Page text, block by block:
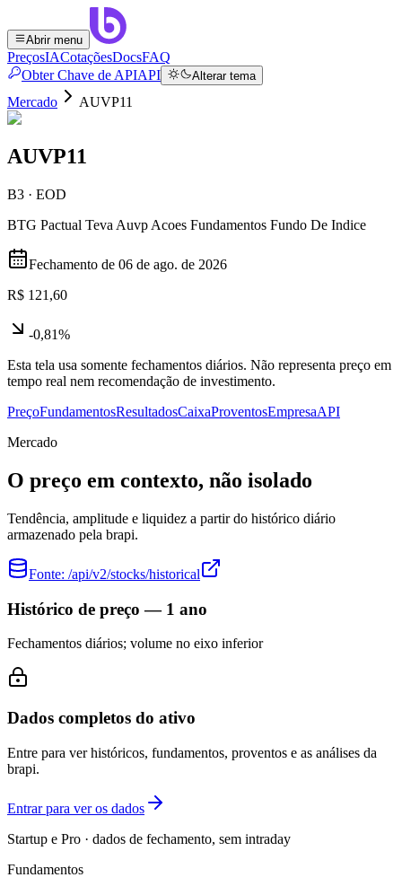
Abrir menu
PreçosIACotaçõesDocsFAQ
Obter Chave de APIAPI Alterar tema
Mercado AUVP11
AUVP11
B3 · EOD
BTG Pactual Teva Auvp Acoes Fundamentos Fundo De Indice
Fechamento de 06 de ago. de 2026
R$ 121,60
-0,81%
Esta tela usa somente fechamentos diários. Não representa preço em
tempo real nem recomendação de investimento.
PreçoFundamentosResultadosCaixaProventosEmpresaAPI
Mercado
O preço em contexto, não isolado
Tendência, amplitude e liquidez a partir do histórico diário
armazenado pela brapi.
Fonte: /api/v2/stocks/historical
Histórico de preço — 1 ano
Fechamentos diários; volume no eixo inferior
Dados completos do ativo
Entre para ver históricos, fundamentos, proventos e as análises da
brapi.
Entrar para ver os dados
Startup e Pro · dados de fechamento, sem intraday
Fundamentos